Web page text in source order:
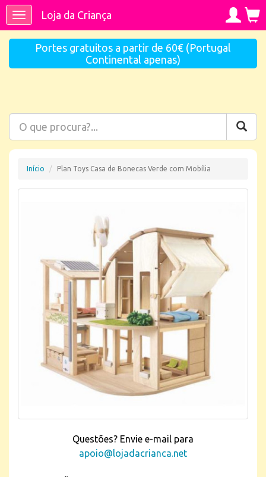
ToggleLoja da Criança
Portes gratuitos a partir de 60€ (Portugal
Continental apenas)
Início Plan Toys Casa de Bonecas Verde com Mobília
Questões? Envie e-mail para
apoio@lojadacrianca.net